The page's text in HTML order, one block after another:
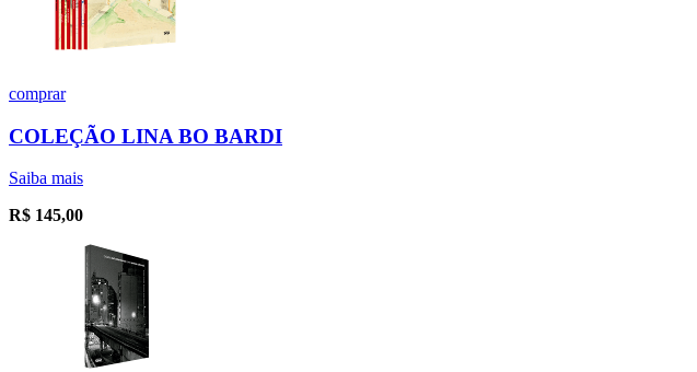
comprar
COLEÇÃO LINA BO BARDI
Saiba mais
R$ 145,00